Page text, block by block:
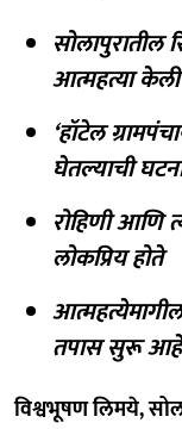
सोलापुरातील
आत्महत्या केली
‘हॉटेल
घेतल्याची
रोहिणी आणि
लोकप्रिय होते
तपास सुरू आहे
विश्वभूषण लिमये,